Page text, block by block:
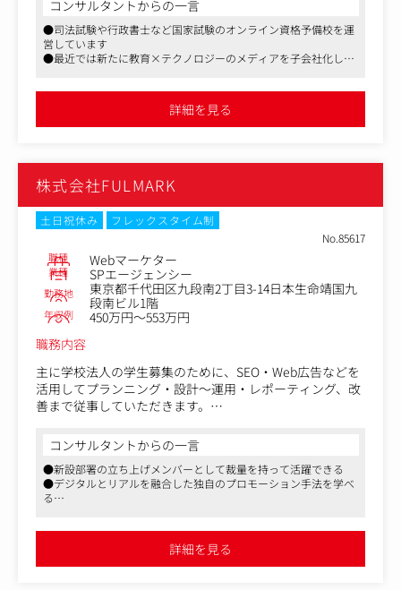
成、ライターへの発注、CMSによるページ作成まで
・公開済み記事における、効果分析、改善提案、記事のリ
ライトまで（ライターへの再発注も）
・Google Analyticsを使用したレポート業務
【本求人の魅力】
インハウスのWebマーケターとして、Googleプラットフォ
ームの関連スキルを伸ばしていける環境です。また、事業
会社としてインハウスでのWeb広告運用やテレビCM、交
通広告等のマス広告なども行っているため、将来的にマー
ケターとしての幅を広げることも可能です。
社長との距離も近く直接意見を述べることができる環境で
すので、自身の思い描いたマーケティング施策を実現する
ことは難しくはありません。
コンサルタントからの一言
●司法試験や行政書士など国家試験のオンライン資格予備校を運
営しています
●最近では新たに教育×テクノロジーのメディアを子会社化し、
詳細を見る
株式会社FULMARK
土日祝休み
フレックスタイム制
No.85617
職種 Webマーケター
業種 SPエージェンシー
勤務地
東京都千代田区九段南2丁目3-14日本生命靖国九
段南ビル1階
年収例
450万円～553万円
職務内容
主に学校法人の学生募集のために、SEO・Web広告などを
活用してプランニング・設計～運用・レポーティング、改
善まで従事していただきます。
【具体的には】
・営業同行/ヒアリング、クライアントとのやりとり
・サイト集客等のWeb施策制作におけるプランニング、設
計～運用
・定期的なレポーティング
コンサルタントからの一言
●新設部署の立ち上げメンバーとして裁量を持って活躍できる
●デジタルとリアルを融合した独自のプロモーション手法を学べ
る
詳細を見る